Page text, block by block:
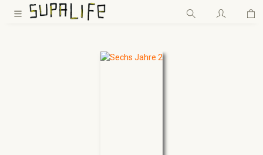
Zum Hauptinhalt springen